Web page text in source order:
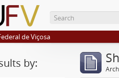
de Viçosa
by: